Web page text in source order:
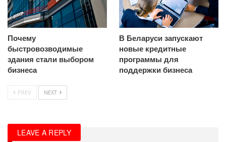
Почему
быстровозводимые
здания стали выбором
бизнеса
В Беларуси запускают
новые кредитные
программы для
поддержки бизнеса
PREV NEXT
LEAVE A REPLY